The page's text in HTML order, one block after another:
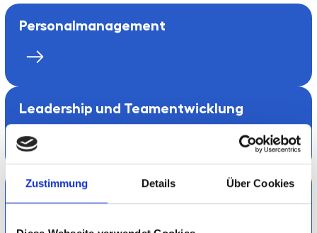
Zustimmung Details Über Cookies
Personal­management
Leadership und Team­entwicklung
Kompetenz­entwicklung für Führungs­
kräfte und Mitarbeitende